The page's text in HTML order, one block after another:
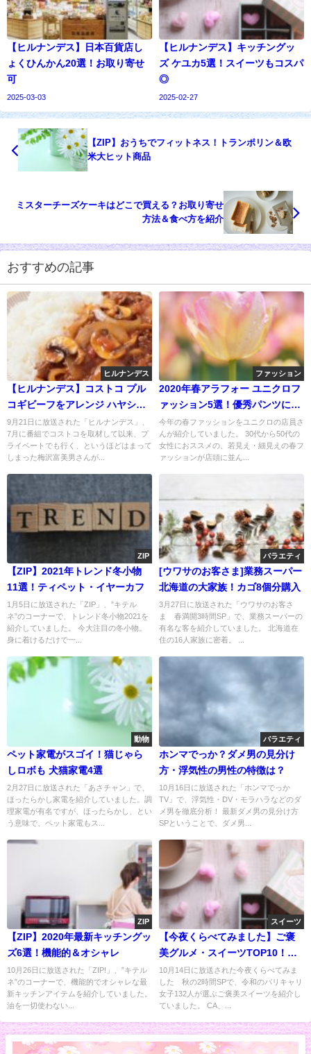
【ヒルナンデス】日本百貨店し
ょくひんかん20選！お取り寄せ
可
2025-03-03
【ヒルナンデス】キッチングッ
ズ ケユカ5選！スイーツもコスパ
◎
2025-02-27
【ZIP】おうちでフィットネス！トランポリン＆欧
米大ヒット商品
ミスターチーズケーキはどこで買える？お取り寄せ
方法＆食べ方を紹介
おすすめの記事
ヒルナンデス
【ヒルナンデス】コストコ プル
コギビーフをアレンジ ハヤシラ
イスに
9月21日に放送された「ヒルナンデス」、
7月に番組でコストコを取材して以来、プ
ライベートでも行く、というほどはまって
しまった梅沢富美男さんが...
ファッション
2020年春アラフォー ユニクロフ
ァッション5選！優秀パンツに注
目
今年の春ファッションをユニクロの店員さ
んが紹介していました。 30代から50代の
女性におススメの、若見え・細見えの春フ
ァッションが店頭に並ん...
ZIP
【ZIP】2021年トレンド冬小物
11選！ティペット・イヤーカフ
1月5日に放送された「ZIP」、”キテル
ネ”のコーナーで、トレンド冬小物2021を
紹介していました。 今大注目の冬小物。
身に着けるだけで一...
バラエティ
[ウワサのお客さま]業務スーパー
北海道の大家族！カゴ8個分購入
3月27日に放送された「ウワサのお客さ
ま 春満開3時間SP」で、業務スーパーの
有名な客を紹介していました。 北海道在
住の16人家族に密着。 ...
動物
ペット家電がスゴイ！猫じゃら
しロボも 犬猫家電4選
2月27日に放送された「あさチャン」で、
ほったらかし家電を紹介していました。調
理家電が有名ですが、ほったらかし、とい
う意味で、ペット家電もス...
バラエティ
ホンマでっか？ダメ男の見分け
方・浮気性の男性の特徴は？
10月16日に放送された「ホンマでっか
TV」で、浮気性・DV・モラハラなどのダ
メ男を徹底分析！ 最新ダメ男の見分け方
SPということで、ダメ男...
ZIP
【ZIP】2020年最新キッチングッ
ズ6選！機能的＆オシャレ
10月26日に放送された「ZIP!」、”キテル
ネ”のコーナーで、機能的でオシャレな最
新キッチンアイテムを紹介していました。
油を一切使わない...
スイーツ
【今夜くらべてみました】ご褒
美グルメ・スイーツTOP10！お
取り寄せ
10月14日に放送された今夜くらべてみま
した 秋の2時間SPで、令和のバリキャリ
女子132人が選ぶご褒美スイーツを紹介し
ていました。 CA、...